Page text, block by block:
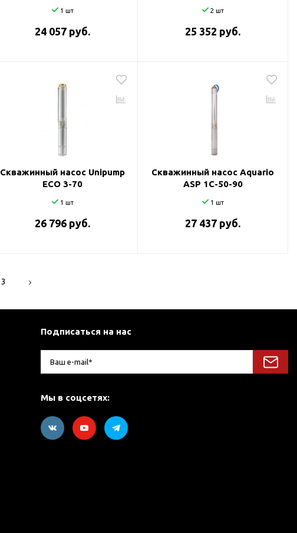
1 шт
24 057 руб.
2 шт
25 352 руб.
Скважинный насос Unipump
ECO 3-70
1 шт
26 796 руб.
Скважинный насос Aquario
ASP 1С-50-90
1 шт
27 437 руб.
3
Подписаться на нас
Мы в соцсетях: